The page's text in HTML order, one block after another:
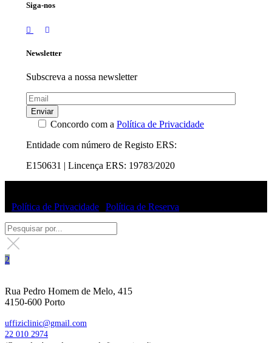
Siga-nos
Newsletter
Subscreva a nossa newsletter
Enviar
Concordo com a Política de Privacidade
Entidade com número de Registo ERS:
E150631 | Lincença ERS: 19783/2020
Política de Privacidade Política de Reserva
Rua Pedro Homem de Melo, 415
4150-600 Porto
uffiziclinic@gmail.com
22 010 2974